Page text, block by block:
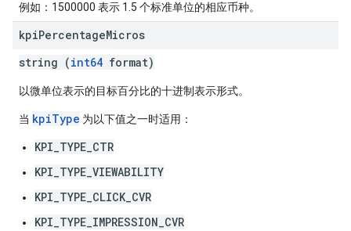
例如：1500000 表示 1.5 个标准单位的相应币种。
kpiPercentageMicros
string (int64 format)
以微单位表示的目标百分比的十进制表示形式。
当 kpiType 为以下值之一时适用：
KPI_TYPE_CTR
KPI_TYPE_VIEWABILITY
KPI_TYPE_CLICK_CVR
KPI_TYPE_IMPRESSION_CVR